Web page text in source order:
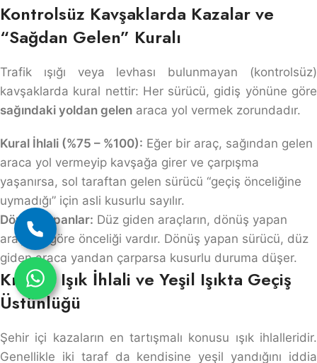
Kontrolsüz Kavşaklarda Kazalar ve
“Sağdan Gelen” Kuralı
Trafik ışığı veya levhası bulunmayan (kontrolsüz)
kavşaklarda kural nettir: Her sürücü, gidiş yönüne göre
sağındaki yoldan gelen araca yol vermek zorundadır.
Kural İhlali (%75 – %100): Eğer bir araç, sağından gelen
araca yol vermeyip kavşağa girer ve çarpışma
yaşanırsa, sol taraftan gelen sürücü “geçiş önceliğine
uymadığı” için asli kusurlu sayılır.
Dönüş Yapanlar: Düz giden araçların, dönüş yapan
araçlara göre önceliği vardır. Dönüş yapan sürücü, düz
giden araca yandan çarparsa kusurlu duruma düşer.
Kırmızı Işık İhlali ve Yeşil Işıkta Geçiş
Üstünlüğü
Şehir içi kazaların en tartışmalı konusu ışık ihlalleridir.
Genellikle iki taraf da kendisine yeşil yandığını iddia